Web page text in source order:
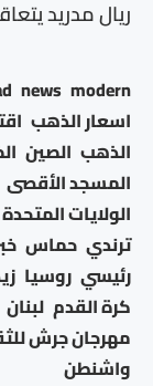
ريال مدريد
modern
news
اسعار الذهب
الذهب الصين
المسجد الأقصى
الولايات المتحدة
ترندي حماس
رئيسي روسيا
كرة القدم لبنان
مهرجان جرش
واشنطن